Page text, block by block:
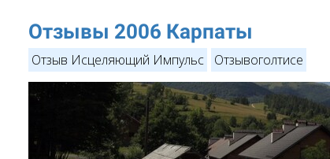
Отзывы 2006 Карпаты
Отзыв Исцеляющий Импульс Отзывоголтисе